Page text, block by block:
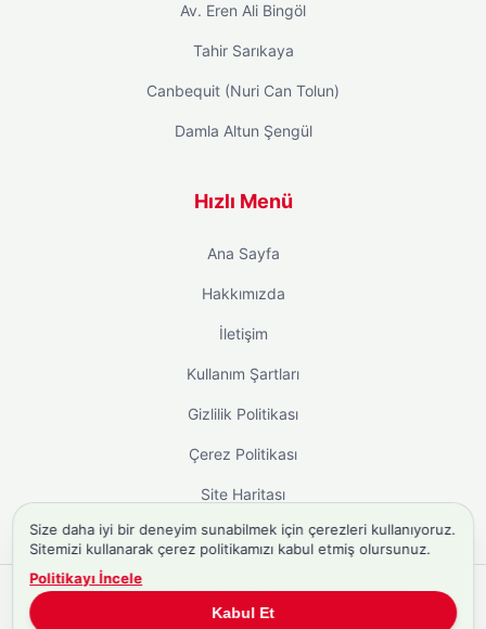
Av. Eren Ali Bingöl
Tahir Sarıkaya
Canbequit (Nuri Can Tolun)
Damla Altun Şengül
Hızlı Menü
Ana Sayfa
Hakkımızda
İletişim
Kullanım Şartları
Gizlilik Politikası
Çerez Politikası
Site Haritası
Biyografi.co
Size daha iyi bir deneyim sunabilmek için çerezleri kullanıyoruz.
Sitemizi kullanarak çerez politikamızı kabul etmiş olursunuz.
Politikayı İncele
Kabul Et